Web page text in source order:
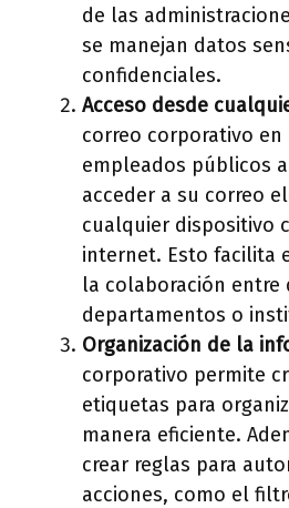
de las
se manejan datos
confidenciales.
Acceso desde
correo corporativo en
empleados públicos
acceder a su correo
cualquier dispositivo
internet. Esto facilita
la colaboración entre
departamentos o
Organización de la
corporativo permite
etiquetas para
manera eficiente.
crear reglas para
acciones, como el